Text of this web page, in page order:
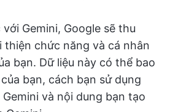
Gemini, Google sẽ thu
thiện chức năng và cá nhân
bạn. Dữ liệu này có thể bao
bạn, cách bạn sử dụng
và nội dung bạn tạo